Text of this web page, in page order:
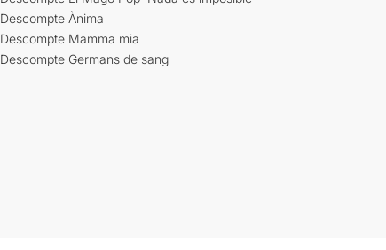
Descompte Ànima
Descompte Mamma mia
Descompte Germans de sang